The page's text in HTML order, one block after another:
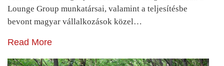
Lounge Group munkatársai, valamint a teljesítésbe
bevont magyar vállalkozások közel…
Read More